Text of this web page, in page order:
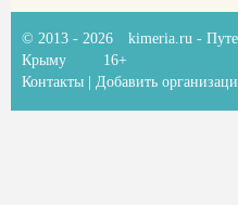
© 2013 - 2026 kimeria.ru -
Крыму
16+
Контакты
Добавить